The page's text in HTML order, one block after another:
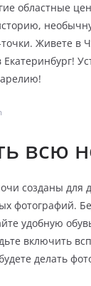
областные
Живете в
всю
созданы для
фотографий.
удобную
включить
делать